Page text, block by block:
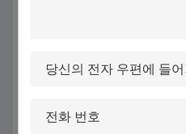
용접 기계 스테인리스 스틸 알루
합금 가연 장 용접